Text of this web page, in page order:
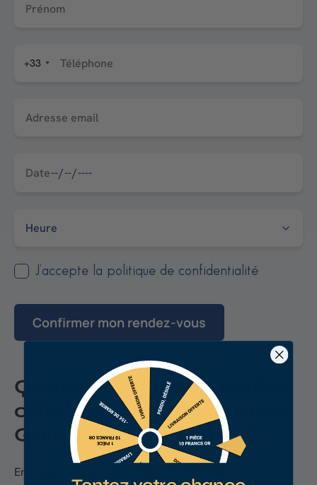
Prénom
Téléphone
+33
Adresse email
J’accepte la politique de confidentialité
Confirmer mon rendez-vous
Quelles sont les garanties
offertes par notre agence
GoldUnion Thionville
En faisant appel à notre agence, vous bénéficiez de